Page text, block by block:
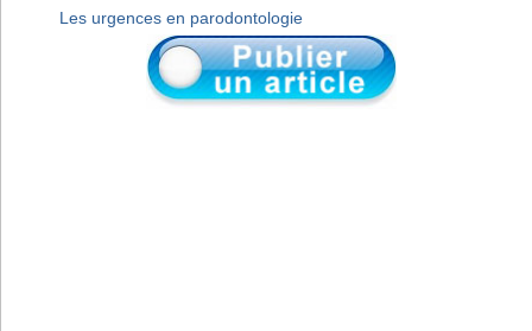
Les urgences en parodontologie